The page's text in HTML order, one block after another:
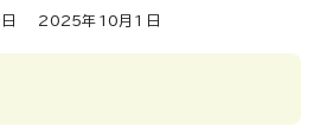
日 2025年 10 月1日